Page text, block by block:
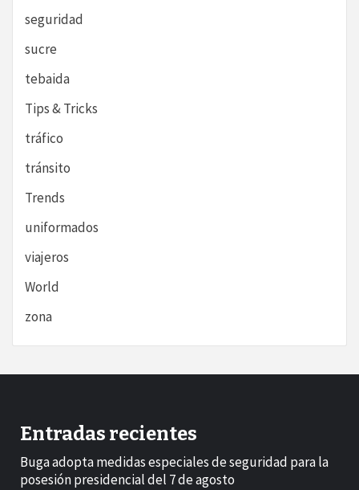
seguridad
sucre
tebaida
Tips & Tricks
tráfico
tránsito
Trends
uniformados
viajeros
World
zona
Entradas recientes
Buga adopta medidas especiales de seguridad para la
posesión presidencial del 7 de agosto